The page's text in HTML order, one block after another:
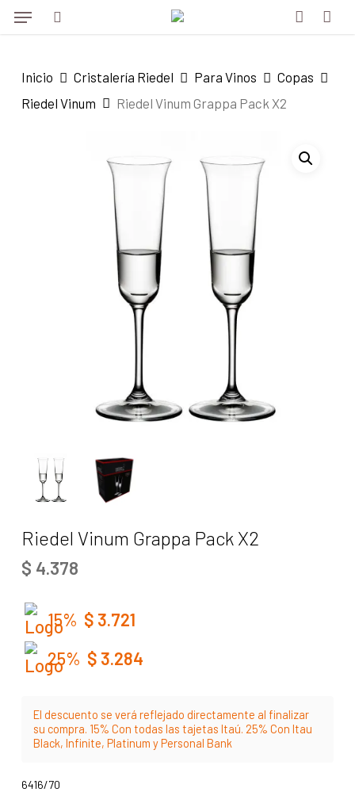
Skip
content
Menu
Inicio Cristalería Riedel Para Vinos
Copas
Riedel Vinum
Riedel Vinum Grappa Pack X2
Riedel Vinum Grappa Pack X2
$ 4.378
15% $ 3.721
25% $ 3.284
El descuento se verá reflejado directamente al finalizar
su compra. 15% Con todas las tajetas Itaú. 25% Con Itau
Black, Infinite, Platinum y Personal Bank
6416/70